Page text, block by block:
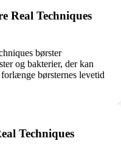
Real Techniques
børster
og bakterier, der kan
børsternes levetid
Techniques